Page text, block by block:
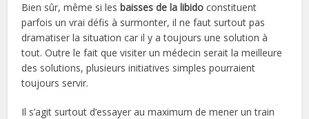
Bien sûr, même si les baisses de la libido constituent
parfois un vrai défis à surmonter, il ne faut surtout pas
dramatiser la situation car il y a toujours une solution à
tout. Outre le fait que visiter un médecin serait la meilleure
des solutions, plusieurs initiatives simples pourraient
toujours servir.
Il s’agit surtout d’essayer au maximum de mener un train